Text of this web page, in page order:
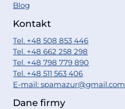
Blog
Kontakt
Tel. +48 508 853 446
Tel. +48 662 258 298
Tel. +48 798 779 890
Tel. +48 511 563 406
E-mail: spamazur@gmail.com
Dane firmy